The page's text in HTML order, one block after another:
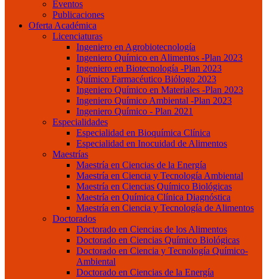
Eventos
Publicaciones
Oferta Académica
Licenciaturas
Ingeniero en Agrobiotecnología
Ingeniero Químico en Alimentos -Plan 2023
Ingeniero en Biotecnología -Plan 2023
Químico Farmacéutico Biólogo 2023
Ingeniero Químico en Materiales -Plan 2023
Ingeniero Químico Ambiental -Plan 2023
Ingeniero Químico - Plan 2021
Especialidades
Especialidad en Bioquímica Clínica
Especialidad en Inocuidad de Alimentos
Maestrías
Maestría en Ciencias de la Energía
Maestría en Ciencia y Tecnología Ambiental
Maestría en Ciencias Químico Biológicas
Maestría en Química Clínica Diagnóstica
Maestría en Ciencia y Tecnología de Alimentos
Doctorados
Doctorado en Ciencias de los Alimentos
Doctorado en Ciencias Químico Biológicas
Doctorado en Ciencia y Tecnología Químico-
Ambiental
Doctorado en Ciencias de la Energía